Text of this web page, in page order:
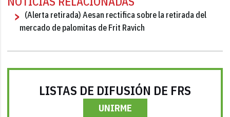
(Alerta retirada) Aesan rectifica sobre la retirada del
mercado de palomitas de Frit Ravich
LISTAS DE DIFUSIÓN DE FRS
UNIRME